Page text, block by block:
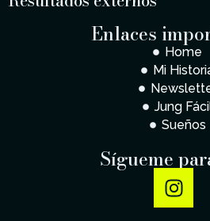
Enlaces
Home
Mi
Jung
Sueños
Sígueme